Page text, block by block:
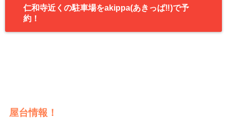
仁和寺近くの駐車場をakippa(あきっぱ‼︎)で予
約！
屋台情報！